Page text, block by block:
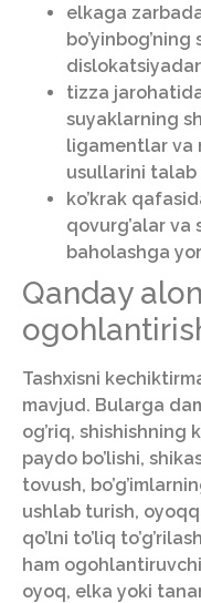
elkaga
tizza
suyaklarning
ligamentlar va
usullarini talab
ko’krak
qovurg’alar
baholashga
Qanday
Tashxisni
mavjud. Bularga
og’riq, shishishning
paydo bo’lishi,
tovush,
ushlab turish,
qo’lni to’liq
ham
oyoq, elka yoki